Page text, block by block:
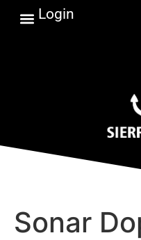
Login
Sonar